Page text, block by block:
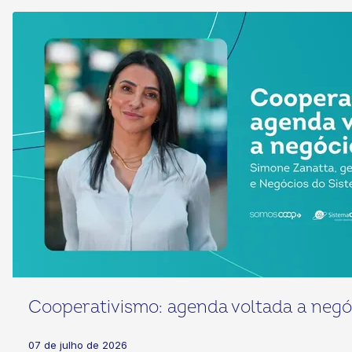
Cooperativismo: agenda voltada a
07 de julho de 2026